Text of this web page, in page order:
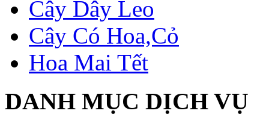
Cây Dây Leo
Cây Có Hoa,Cỏ
Hoa Mai Tết
DANH MỤC DỊCH VỤ